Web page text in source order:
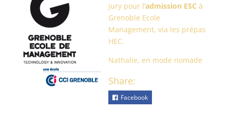
jury pour l’admission ESC à
Grenoble Ecole
Management, via les prépas
HEC.
Nathalie, en mode nomade
Share:
Facebook